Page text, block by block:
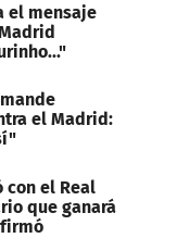
el mensaje
el Madrid:
con el Real
que ganará